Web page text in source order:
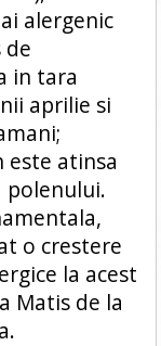
alergenic
de
in tara
aprilie si
este atinsa
polenului.
o crestere
la acest
Matis de la